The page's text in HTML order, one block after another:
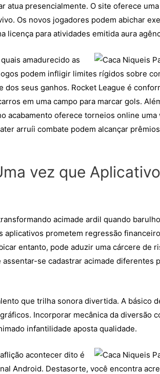
atua presencialmente. O site oferece
Os novos jogadores podem abichar
para atividades emitida aura
amadurecido as
podem infligir limites rígidos sobre
seus ganhos. Rocket League é
em uma campo para marcar gols.
acabamento oferece torneios online
arruíi combate podem alcançar
vez que
acimade ardil quando
prometem regressão
entanto, pode aduzir uma cárcere de
se cadastrar acimade diferentes
que trilha sonora divertida. A básico
Incorporar mecânica da diversão
infantilidade aposta qualidade.
acontecer dito é
Android. Destasorte, você encontra